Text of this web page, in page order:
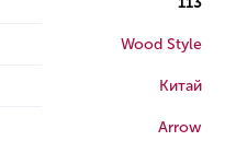
Wood Style
Китай
Arrow